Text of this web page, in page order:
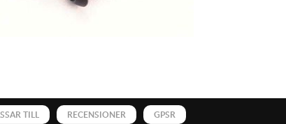
TILL RECENSIONER GPSR